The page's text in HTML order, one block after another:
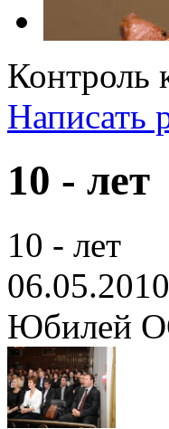
Контроль
Написать
10 - лет
10 - лет
06.05.2010
Юбилей